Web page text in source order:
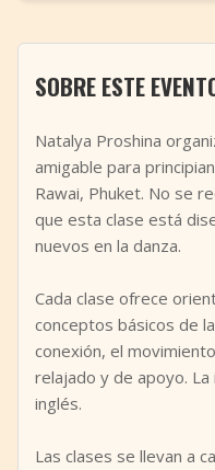
SOBRE ESTE
Natalya Proshina
amigable para
Rawai, Phuket. No se
que esta clase está
nuevos en la danza.
Cada clase ofrece
conceptos básicos de
conexión, el
relajado y de apoyo.
inglés.
Las clases se llevan a